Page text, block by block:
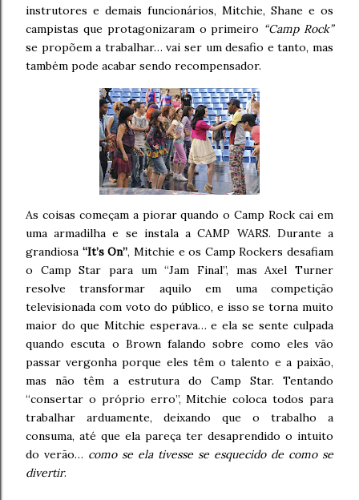
instrutores e demais funcionários, Mitchie, Shane e os
campistas que protagonizaram o primeiro “Camp Rock”
se propõem a trabalhar… vai ser um desafio e tanto, mas
também pode acabar sendo recompensador.
As coisas começam a piorar quando o Camp Rock cai em
uma armadilha e se instala a CAMP WARS. Durante a
grandiosa “It’s On”, Mitchie e os Camp Rockers desafiam
o Camp Star para um “Jam Final”, mas Axel Turner
resolve transformar aquilo em uma competição
televisionada com voto do público, e isso se torna muito
maior do que Mitchie esperava… e ela se sente culpada
quando escuta o Brown falando sobre como eles vão
passar vergonha porque eles têm o talento e a paixão,
mas não têm a estrutura do Camp Star. Tentando
“consertar o próprio erro”, Mitchie coloca todos para
trabalhar arduamente, deixando que o trabalho a
consuma, até que ela pareça ter desaprendido o intuito
do verão… como se ela tivesse se esquecido de como se
divertir.